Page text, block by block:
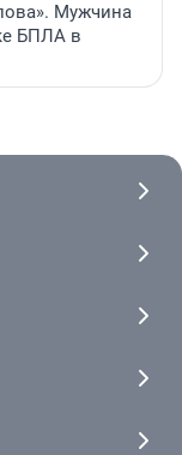
Мужчина
БПЛА в